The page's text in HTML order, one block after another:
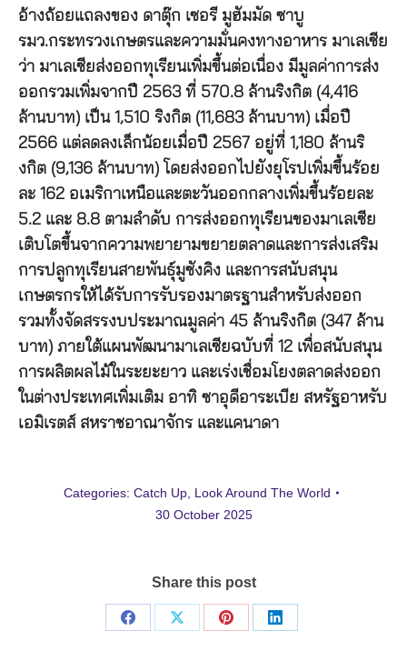
อ้างถ้อยแถลงของ ดาตุ๊ก เซอรี มูฮัมมัด ซาบู
รมว.กระทรวงเกษตรและความมั่นคงทางอาหาร มาเลเซีย
ว่า มาเลเซียส่งออกทุเรียนเพิ่มขึ้นต่อเนื่อง มีมูลค่าการส่ง
ออกรวมเพิ่มจากปี 2563 ที่ 570.8 ล้านริงกิต (4,416
ล้านบาท) เป็น 1,510 ริงกิต (11,683 ล้านบาท) เมื่อปี
2566 แต่ลดลงเล็กน้อยเมื่อปี 2567 อยู่ที่ 1,180 ล้านริ
งกิต (9,136 ล้านบาท) โดยส่งออกไปยังยุโรปเพิ่มขึ้นร้อย
ละ 162 อเมริกาเหนือและตะวันออกกลางเพิ่มขึ้นร้อยละ
5.2 และ 8.8 ตามลำดับ การส่งออกทุเรียนของมาเลเซีย
เติบโตขึ้นจากความพยายามขยายตลาดและการส่งเสริม
การปลูกทุเรียนสายพันธุ์มูซังคิง และการสนับสนุน
เกษตรกรให้ได้รับการรับรองมาตรฐานสำหรับส่งออก
รวมทั้งจัดสรรงบประมาณมูลค่า 45 ล้านริงกิต (347 ล้าน
บาท) ภายใต้แผนพัฒนามาเลเซียฉบับที่ 12 เพื่อสนับสนุน
การผลิตผลไม้ในระยะยาว และเร่งเชื่อมโยงตลาดส่งออก
ในต่างประเทศเพิ่มเติม อาทิ ซาอุดีอาระเบีย สหรัฐอาหรับ
เอมิเรตส์ สหราชอาณาจักร และแคนาดา
Categories: Catch Up, Look Around The World
30 October 2025
Share this post
Share
Share
Share
Share